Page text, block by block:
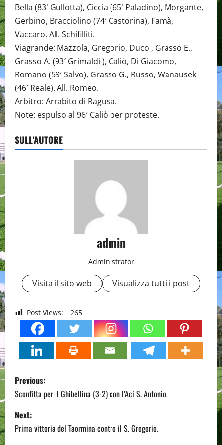
Bella (83′ Gullotta), Ciccia (65′ Paladino), Morgante,
Gerbino, Bracciolino (74′ Castorina), Famà,
Vaccaro. All. Schifilliti.
Viagrande: Mazzola, Gregorio, Duco , Grasso E.,
Grasso A. (93′ Grimaldi ), Caliò, Di Giacomo,
Romano (59′ Salvo), Grasso G., Russo, Wanausek
(46′ Reale). All. Romeo.
Arbitro: Arrabito di Ragusa.
Note: espulso al 96′ Caliò per proteste.
SULL'AUTORE
admin
Administrator
Visita il sito web Visualizza tutti i post
Post Views: 265
P
o
s
t
Previous:
Sconfitta per il Ghibellina (3-2) con l’Aci S. Antonio.
Next:
Prima vittoria del Taormina contro il S. Gregorio.